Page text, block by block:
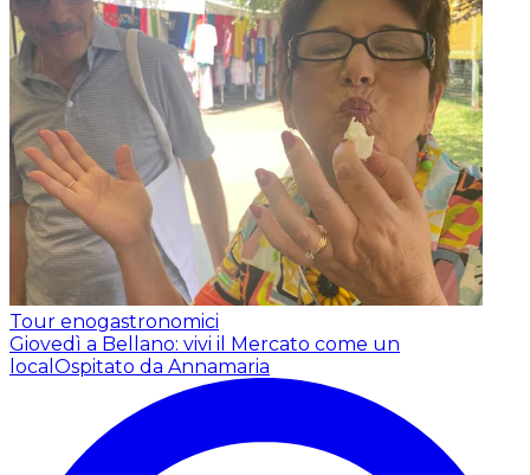
Tour enogastronomici
Giovedì a Bellano: vivi il Mercato come un
local Ospitato da Annamaria